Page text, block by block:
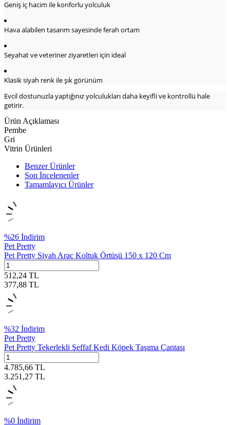
Geniş iç hacim ile konforlu yolculuk
Hava alabilen tasarım sayesinde ferah ortam
Seyahat ve veteriner ziyaretleri için ideal
Klasik siyah renk ile şık görünüm
Evcil dostunuzla yaptığınız yolculukları daha keyifli ve kontrollü hale
getirir.
Ürün Açıklaması
Pembe
Gri
Vitrin Ürünleri
Benzer Ürünler
Son İncelenenler
Tamamlayıcı Ürünler
%26 İndirim
Pet Pretty
Pet Pretty Siyah Araç Koltuk Örtüsü 150 x 120 Cm
512,24 TL
377,88 TL
%32 İndirim
Pet Pretty
Pet Pretty Tekerlekli Şeffaf Kedi Köpek Taşıma Çantası
4.785,66 TL
3.251,27 TL
%0 İndirim